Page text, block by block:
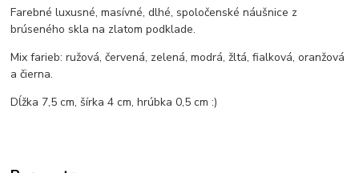
Farebné luxusné, masívné, dlhé, spoločenské náušnice z
brúseného skla na zlatom podklade.
Mix farieb: ružová, červená, zelená, modrá, žltá, fialková, oranžová
a čierna.
Dĺžka 7,5 cm, šírka 4 cm, hrúbka 0,5 cm :)